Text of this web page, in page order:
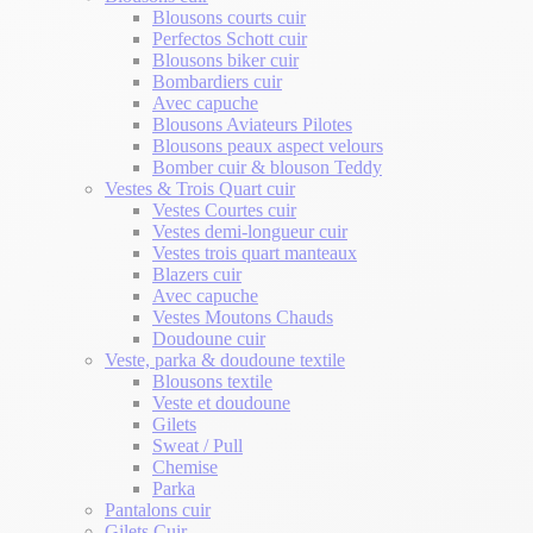
Blousons courts cuir
Perfectos Schott cuir
Blousons biker cuir
Bombardiers cuir
Avec capuche
Blousons Aviateurs Pilotes
Blousons peaux aspect velours
Bomber cuir & blouson Teddy
Vestes & Trois Quart cuir
Vestes Courtes cuir
Vestes demi-longueur cuir
Vestes trois quart manteaux
Blazers cuir
Avec capuche
Vestes Moutons Chauds
Doudoune cuir
Veste, parka & doudoune textile
Blousons textile
Veste et doudoune
Gilets
Sweat / Pull
Chemise
Parka
Pantalons cuir